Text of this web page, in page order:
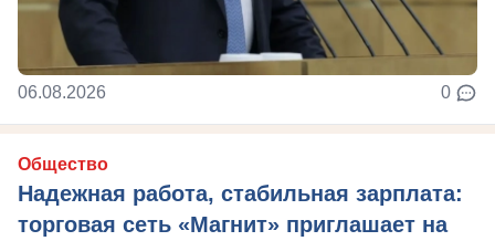
06.08.2026 0
Общество
Надежная работа, стабильная зарплата:
торговая сеть «Магнит» приглашает на